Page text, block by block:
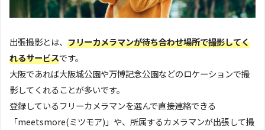
出張撮影とは、 フリーカメラマンが待ち合わせ場所で撮影してく
れるサービスです。
大阪であれば大阪城公園や万博記念公園などのロケーションで撮
影してくれることが多いです。
登録しているフリーカメラマンを選んで直接連絡できる
「meetsmore(ミツモア)」や、所属するカメラマンが出張して撮